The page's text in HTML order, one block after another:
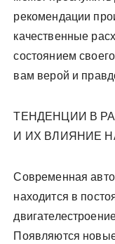
рекомендации
качественные
состоянием
вам верой и
ТЕНДЕНЦИИ В
И ИХ ВЛИЯНИЕ
Современная
находится в
Появляются